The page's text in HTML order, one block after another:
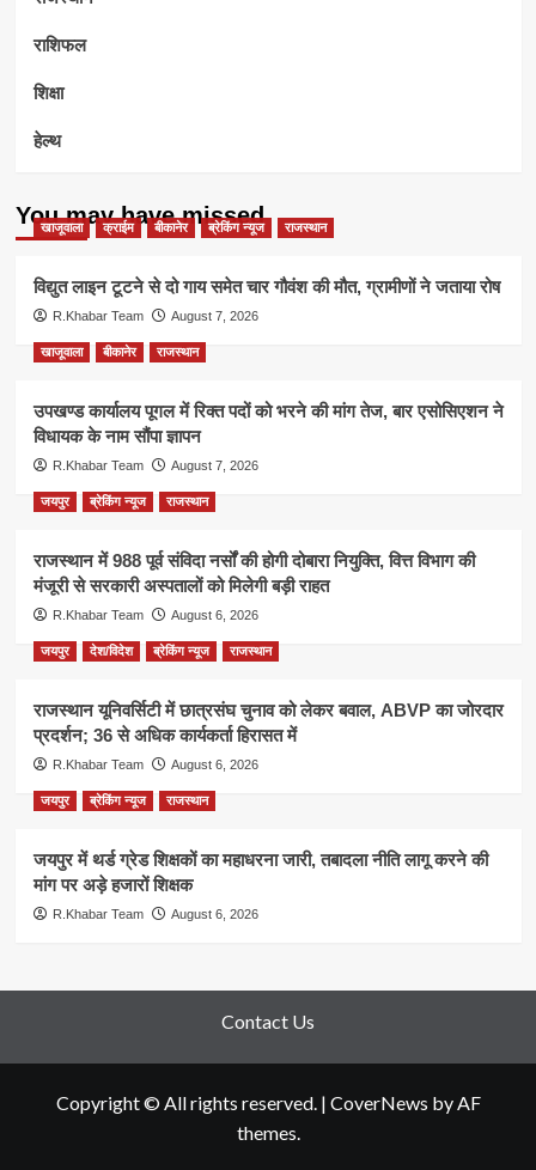
राशिफल
शिक्षा
हेल्थ
You may have missed
खाजूवाला क्राईम बीकानेर ब्रेकिंग न्यूज राजस्थान
विद्युत लाइन टूटने से दो गाय समेत चार गौवंश की मौत, ग्रामीणों ने जताया रोष
R.Khabar Team August 7, 2026
खाजूवाला बीकानेर राजस्थान
उपखण्ड कार्यालय पूगल में रिक्त पदों को भरने की मांग तेज, बार एसोसिएशन ने
विधायक के नाम सौंपा ज्ञापन
R.Khabar Team August 7, 2026
जयपुर ब्रेकिंग न्यूज राजस्थान
राजस्थान में 988 पूर्व संविदा नर्सों की होगी दोबारा नियुक्ति, वित्त विभाग की
मंजूरी से सरकारी अस्पतालों को मिलेगी बड़ी राहत
R.Khabar Team August 6, 2026
जयपुर देश/विदेश ब्रेकिंग न्यूज राजस्थान
राजस्थान यूनिवर्सिटी में छात्रसंघ चुनाव को लेकर बवाल, ABVP का जोरदार
प्रदर्शन; 36 से अधिक कार्यकर्ता हिरासत में
R.Khabar Team August 6, 2026
जयपुर ब्रेकिंग न्यूज राजस्थान
जयपुर में थर्ड ग्रेड शिक्षकों का महाधरना जारी, तबादला नीति लागू करने की
मांग पर अड़े हजारों शिक्षक
R.Khabar Team August 6, 2026
Contact Us
Copyright © All rights reserved. | CoverNews by AF
themes.